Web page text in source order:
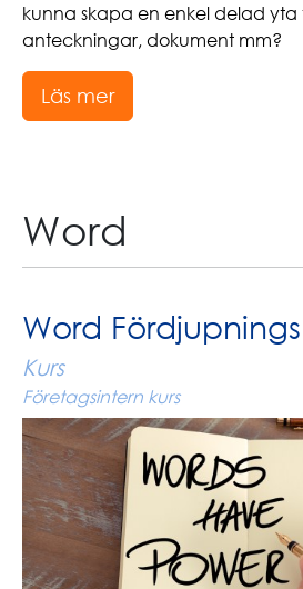
kunna skapa en enkel delad
anteckningar, dokument mm?
Läs mer
Word
Word
Kurs
Företagsintern kurs